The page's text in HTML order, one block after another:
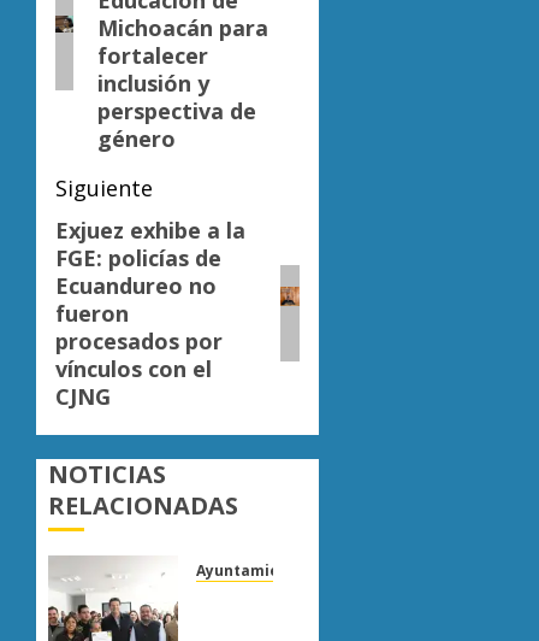
Michoacán para
fortalecer
inclusión y
perspectiva de
género
Siguiente
Siguiente
entrada:
Exjuez exhibe a la
FGE: policías de
Ecuandureo no
fueron
procesados por
vínculos con el
CJNG
NOTICIAS
RELACIONADAS
Ayuntamiento Morelia